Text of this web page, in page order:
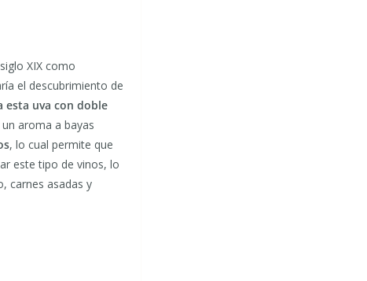
XIX como
el descubrimiento de
esta uva con doble
aroma a bayas
, lo cual permite que
este tipo de vinos, lo
carnes asadas y